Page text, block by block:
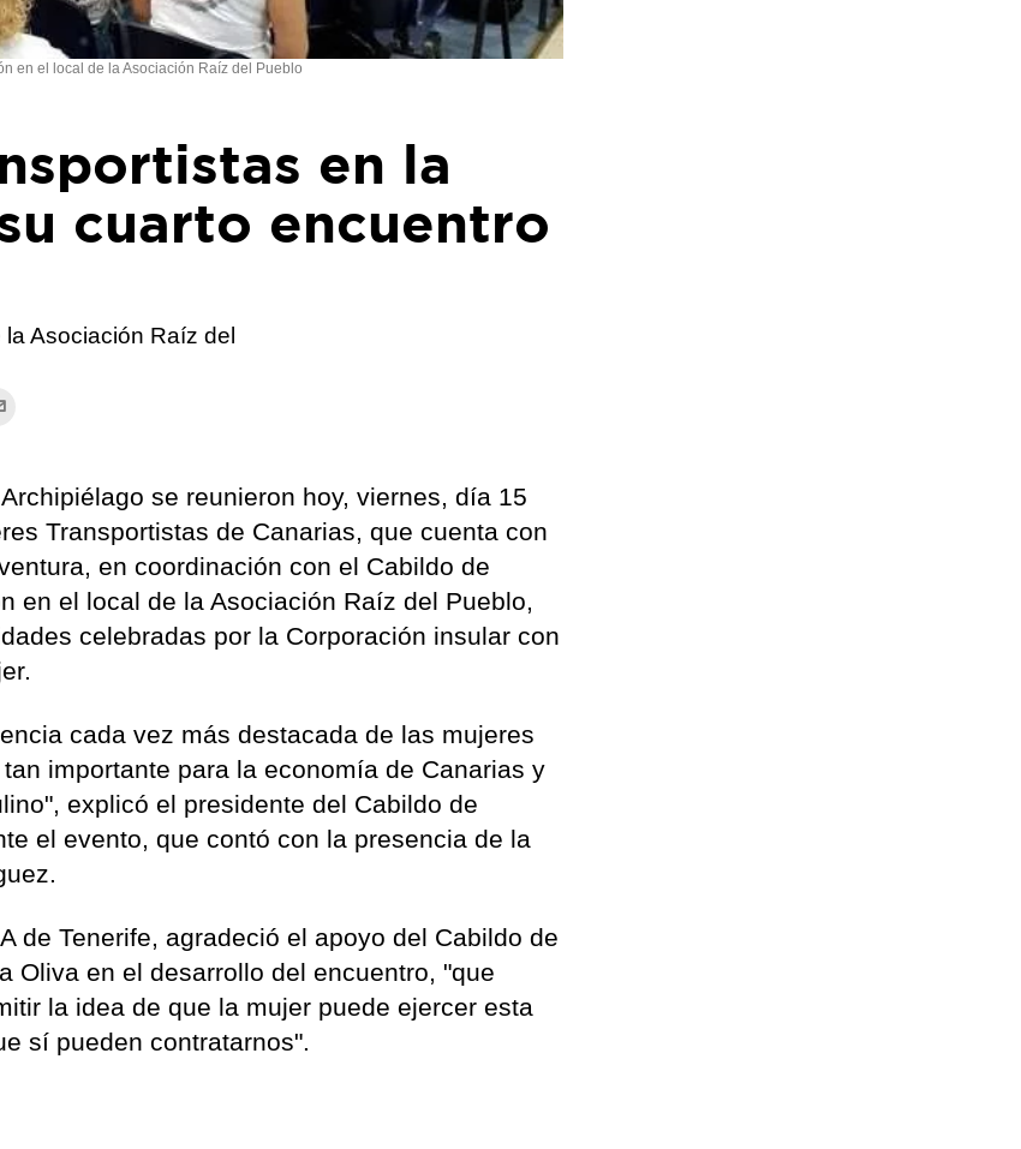
en el local de la Asociación Raíz del Pueblo
en la
cuarto encuentro
Asociación Raíz del
se reunieron hoy, viernes, día 15
Transportistas de Canarias, que cuenta con
en coordinación con el Cabildo de
en el local de la Asociación Raíz del Pueblo,
celebradas por la Corporación insular con
cada vez más destacada de las mujeres
importante para la economía de Canarias y
explicó el presidente del Cabildo de
el evento, que contó con la presencia de la
de Tenerife, agradeció el apoyo del Cabildo de
Oliva en el desarrollo del encuentro, "que
la idea de que la mujer puede ejercer esta
sí pueden contratarnos".